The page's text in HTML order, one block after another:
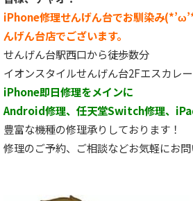
iPhone修理せんげん台でお馴染み
んげん台店でございます。
せんげん台駅西口から徒歩数分
イオンスタイルせんげん台2Fエスカレ
iPhone即日修理をメインに
Android修理、任天堂Switch修理、
豊富な機種の修理承りしております！
修理のご予約、ご相談などお気軽にお問